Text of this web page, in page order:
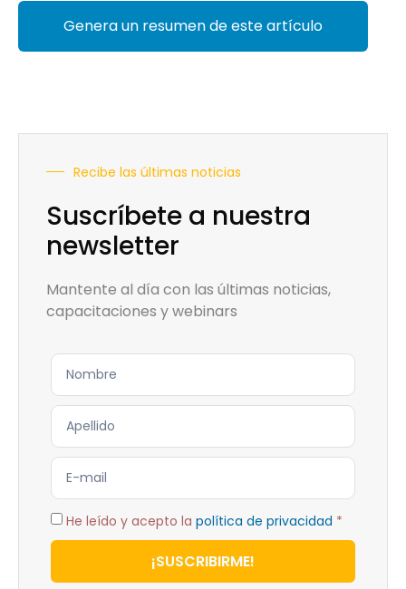
Genera un resumen de este artículo
Recibe las últimas noticias
Suscríbete a nuestra
newsletter
Mantente al día con las últimas noticias,
capacitaciones y webinars
He leído y acepto la política de privacidad *
¡SUSCRIBIRME!